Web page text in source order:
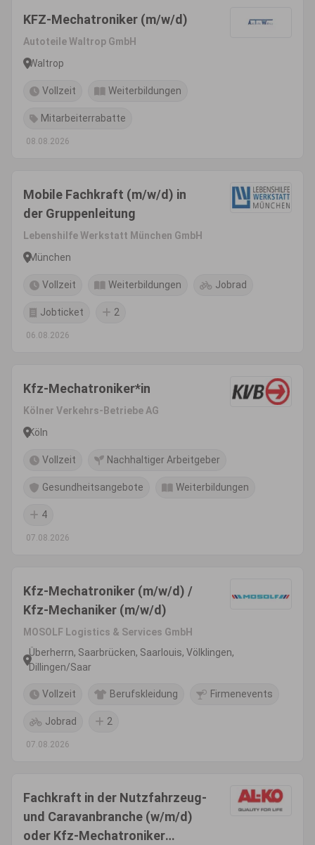
KFZ-Mechatroniker (m/w/d)
Autoteile Waltrop GmbH
Waltrop
Vollzeit Weiterbildungen
Mitarbeiterrabatte
08.08.2026
Mobile Fachkraft (m/w/d) in
der Gruppenleitung
Lebenshilfe Werkstatt München GmbH
München
Vollzeit Weiterbildungen Jobrad
Jobticket 2
06.08.2026
Kfz-Mechatroniker*in
Kölner Verkehrs-Betriebe AG
Köln
Vollzeit Nachhaltiger Arbeitgeber
Gesundheitsangebote Weiterbildungen
4
07.08.2026
Kfz-Mechatroniker (m/w/d) /
Kfz-Mechaniker (m/w/d)
MOSOLF Logistics & Services GmbH
Überherrn, Saarbrücken, Saarlouis, Völklingen,
Dillingen/Saar
Vollzeit Berufskleidung Firmenevents
Jobrad 2
07.08.2026
Fachkraft in der Nutzfahrzeug-
und Caravanbranche (w/m/d)
oder Kfz-Mechatroniker